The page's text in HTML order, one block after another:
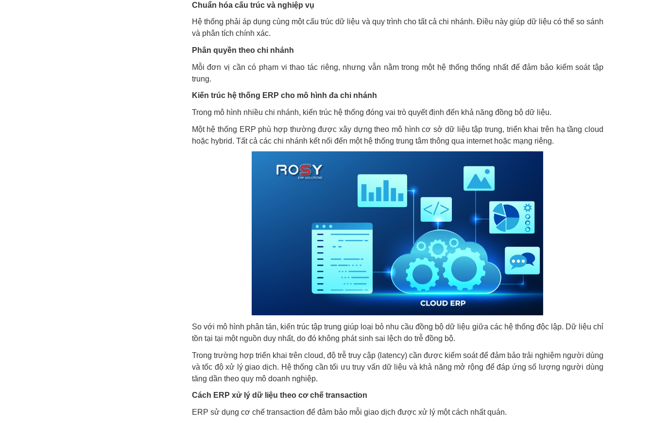
Chuẩn hóa cấu trúc và nghiệp vụ
Hệ thống phải áp dụng cùng một cấu trúc dữ liệu và quy trình cho tất cả chi nhánh. Điều này giúp dữ liệu có thể so sánh
và phân tích chính xác.
Phân quyền theo chi nhánh
Mỗi đơn vị cần có phạm vi thao tác riêng, nhưng vẫn nằm trong một hệ thống thống nhất để đảm bảo kiểm soát tập
trung.
Kiến trúc hệ thống ERP cho mô hình đa chi nhánh
Trong mô hình nhiều chi nhánh, kiến trúc hệ thống đóng vai trò quyết định đến khả năng đồng bộ dữ liệu.
Một hệ thống ERP phù hợp thường được xây dựng theo mô hình cơ sở dữ liệu tập trung, triển khai trên hạ tầng cloud
hoặc hybrid. Tất cả các chi nhánh kết nối đến một hệ thống trung tâm thông qua internet hoặc mạng riêng.
So với mô hình phân tán, kiến trúc tập trung giúp loại bỏ nhu cầu đồng bộ dữ liệu giữa các hệ thống độc lập. Dữ liệu chỉ
tồn tại tại một nguồn duy nhất, do đó không phát sinh sai lệch do trễ đồng bộ.
Trong trường hợp triển khai trên cloud, độ trễ truy cập (latency) cần được kiểm soát để đảm bảo trải nghiệm người dùng
và tốc độ xử lý giao dịch. Hệ thống cần tối ưu truy vấn dữ liệu và khả năng mở rộng để đáp ứng số lượng người dùng
tăng dần theo quy mô doanh nghiệp.
Cách ERP xử lý dữ liệu theo cơ chế transaction
ERP sử dụng cơ chế transaction để đảm bảo mỗi giao dịch được xử lý một cách nhất quán.